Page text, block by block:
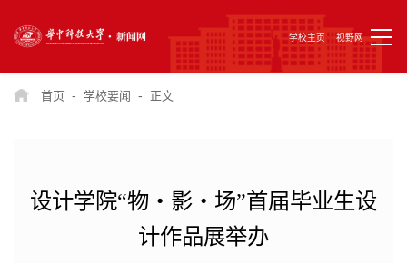
学校主页 视野网
首页 - 学校要闻 - 正文
设计学院“物・影・场”首届毕业生设
计作品展举办